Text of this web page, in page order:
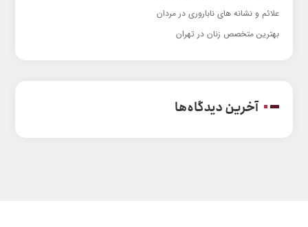
علائم و نشانه های ناباروری در مردان
بهترین متخصص زنان در تهران
آخرین دیدگاه‌ها